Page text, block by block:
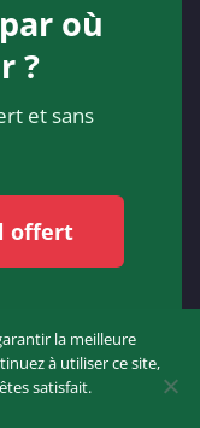
où
?
et sans
offert
la meilleure
à utiliser ce site,
satisfait.